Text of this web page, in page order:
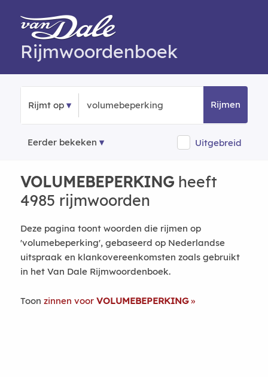
Rijmwoordenboek
Rijmt op Rijmen
Eerder bekeken Uitgebreid
VOLUMEBEPERKINGheeft
4985 rijmwoorden
Deze pagina toont woorden die rijmen op
'volumebeperking', gebaseerd op Nederlandse
uitspraak en klankovereenkomsten zoals gebruikt
in het Van Dale Rijmwoordenboek.
Toon zinnen voor VOLUMEBEPERKING